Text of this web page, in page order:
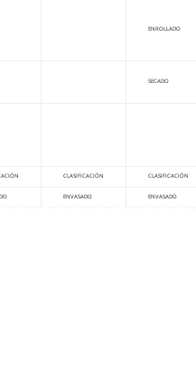
ENROLLADO
SECADO
CLASIFICACIÓN CLASIFICACIÓN
ENVASADO ENVASADO